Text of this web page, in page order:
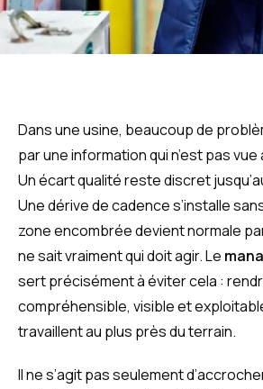
Dans une usine, beaucoup de
par une information qui n’est pas
Un écart qualité reste discret
Une dérive de cadence s’installe
zone encombrée devient normale
ne sait vraiment qui doit agir. Le
sert précisément à éviter cela :
compréhensible, visible et
travaillent au plus près du terrain.
Il ne s’agit pas seulement